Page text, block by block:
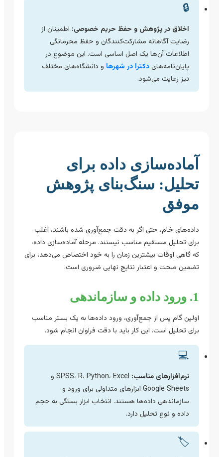
🔒
اخلاق در پژوهش و حفظ حریم خصوصی:اطمینان از
رضایت آگاهانه مشارکت‌کنندگان و حفظ محرمانگی
اطلاعات آن‌ها یک اصل اساسی است. این موضوع در
پایان‌نامه‌هایدکترا در شهرهاو دانشگاه‌های مختلف
نیز رعایت می‌شود.
آماده‌سازی داده برای
تحلیل: سنگ‌بنای پژوهش
موفق
داده‌های خام، حتی اگر به دقت جمع‌آوری شده باشند، اغلب
برای تحلیل مستقیم مناسب نیستند. مرحله آماده‌سازی داده،
که گاهی اوقات بیشترین زمان را به خود اختصاص می‌دهد، برای
تضمین صحت و اعتبار نتایج نهایی ضروری است.
اولین گام پس از جمع‌آوری، ورود داده‌ها به یک بستر مناسب
برای تحلیل است. این کار باید با دقت فراوان انجام شود.
💻
نرم‌افزارهای مناسب:
SPSS، R، Python، Excel و
Google Sheets ابزارهای متداولی برای ورود و
سازماندهی داده‌ها هستند. انتخاب ابزار بستگی به حجم
داده و نوع تحلیل دارد.
🏷️